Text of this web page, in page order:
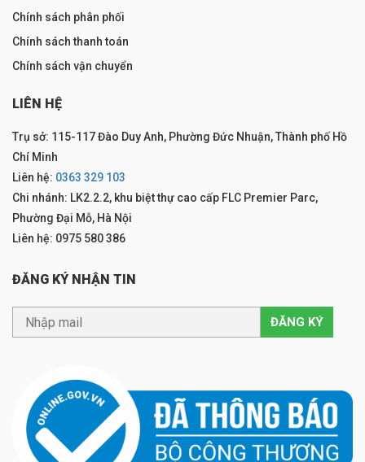
Chính sách phân phối
Chính sách thanh toán
Chính sách vận chuyển
LIÊN HỆ
Trụ sở: 115-117 Đào Duy Anh, Phường Đức Nhuận, Thành phố Hồ
Chí Minh
Liên hệ: 0363 329 103
Chi nhánh: LK2.2.2, khu biệt thự cao cấp FLC Premier Parc,
Phường Đại Mỗ, Hà Nội
Liên hệ: 0975 580 386
ĐĂNG KÝ NHẬN TIN